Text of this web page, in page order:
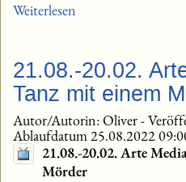
Weiterlesen
21.08.-20.02.
Tanz mit einem
Autor/Autorin: Oliver-
Ablaufdatum 25.08.2022
21.08.-20.02. Arte
Mörder